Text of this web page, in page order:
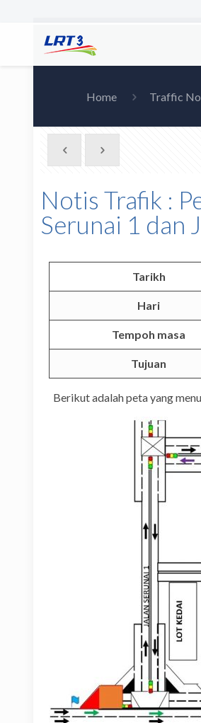
Home Traffic
Notis Trafik :
Serunai 1 dan
Tarikh
Hari
Tempoh masa
Tujuan
Berikut adalah peta yang